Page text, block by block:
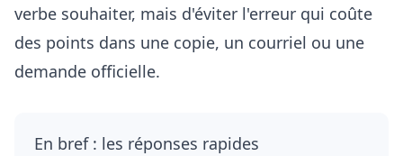
verbe souhaiter, mais d'éviter l'erreur qui coûte
des points dans une copie, un courriel ou une
demande officielle.
En bref : les réponses rapides